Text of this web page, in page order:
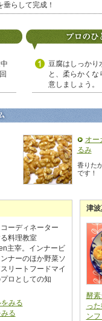
らして完成！
豆腐はしっかり
と、柔らかくな
意しましょう。
オー
るみ
香りた
です！
ーディネーター
料理教室
主宰。インナービ
ナーのほか野菜ソ
リートフードマイ
ロとしての知
みる
る
津
酵
っ
ン